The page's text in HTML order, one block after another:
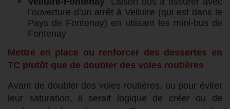
l’ouverture d’un arrêt à Velluire (qui est dans le
Pays de Fontenay) en utiisant les mini-bus de
Fontenay
Mettre en place ou renforcer des dessertes en
TC plutôt que de doubler des voies routières
Avant de doubler des voies routières, ou pour éviter
leur saturation, il serait logique de créer ou de